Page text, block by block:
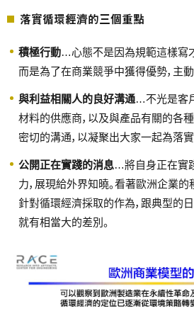
落實循環經濟的三個重點
積極行動…心態不是因為規範這樣寫
而是為了在商業競爭中獲得優勢，主動
與利益相關人的良好溝通…不光是客
材料的供應商，以及與產品有關的各
密切的溝通，以凝聚出大家一起為落
公開正在實踐的消息…將自身正在實
力，展現給外界知曉。看著歐洲企業
針對循環經濟採取的作為，跟典型的
就有相當大的差別。